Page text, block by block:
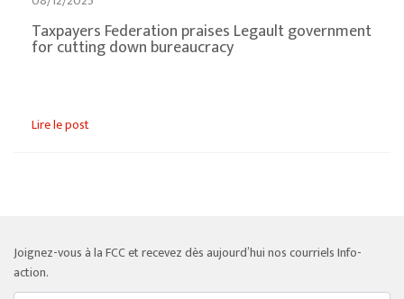
Taxpayers Federation praises Legault government
for cutting down bureaucracy
Lire le post
Joignez-vous à la FCC et recevez dès aujourd’hui nos courriels Info-
action.